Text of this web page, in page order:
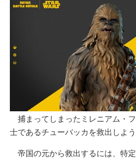
捕まってしまったミレニアム・
士であるチューバッカを救出しよう
帝国の元から救出するには、特